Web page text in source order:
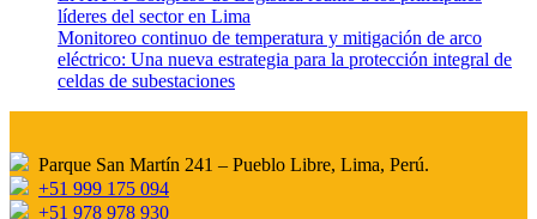
líderes del sector en Lima
Monitoreo continuo de temperatura y mitigación de arco
eléctrico: Una nueva estrategia para la protección integral de
celdas de subestaciones
Parque San Martín 241 – Pueblo Libre, Lima, Perú.
+51 999 175 094
+51 978 978 930